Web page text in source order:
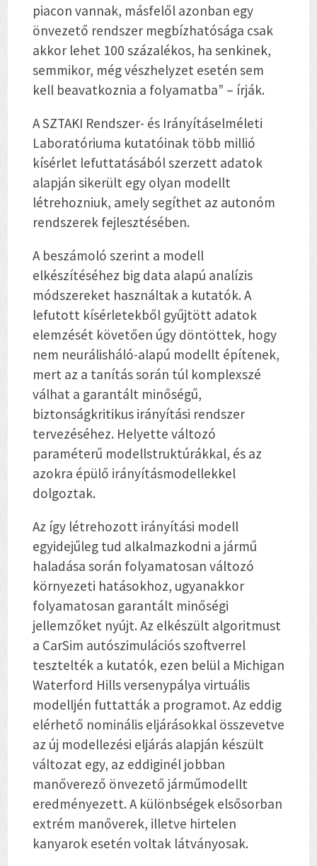
piacon vannak, másfelől azonban egy
önvezető rendszer megbízhatósága csak
akkor lehet 100 százalékos, ha senkinek,
semmikor, még vészhelyzet esetén sem
kell beavatkoznia a folyamatba” – írják.
A SZTAKI Rendszer- és Irányításelméleti
Laboratóriuma kutatóinak több millió
kísérlet lefuttatásából szerzett adatok
alapján sikerült egy olyan modellt
létrehozniuk, amely segíthet az autonóm
rendszerek fejlesztésében.
A beszámoló szerint a modell
elkészítéséhez big data alapú analízis
módszereket használtak a kutatók. A
lefutott kísérletekből gyűjtött adatok
elemzését követően úgy döntöttek, hogy
nem neurálisháló-alapú modellt építenek,
mert az a tanítás során túl komplexszé
válhat a garantált minőségű,
biztonságkritikus irányítási rendszer
tervezéséhez. Helyette változó
paraméterű modellstruktúrákkal, és az
azokra épülő irányításmodellekkel
dolgoztak.
Az így létrehozott irányítási modell
egyidejűleg tud alkalmazkodni a jármű
haladása során folyamatosan változó
környezeti hatásokhoz, ugyanakkor
folyamatosan garantált minőségi
jellemzőket nyújt. Az elkészült algoritmust
a CarSim autószimulációs szoftverrel
tesztelték a kutatók, ezen belül a Michigan
Waterford Hills versenypálya virtuális
modelljén futtatták a programot. Az eddig
elérhető nominális eljárásokkal összevetve
az új modellezési eljárás alapján készült
változat egy, az eddiginél jobban
manőverező önvezető járműmodellt
eredményezett. A különbségek elsősorban
extrém manőverek, illetve hirtelen
kanyarok esetén voltak látványosak.